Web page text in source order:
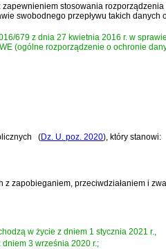
stosowania
swobodnego przepływu takich
679 z dnia 27 kwietnia 2016 r. w
(ogólne rozporządzenie o ochronie
(Dz. U. poz. 2020), który stanowi:
przeciwdziałaniem i
w życie z dniem 1 stycznia 2021 r.,
3 września 2020 r.;